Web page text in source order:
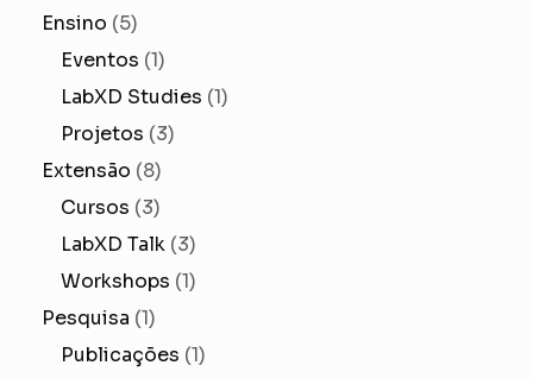
Ensino (5)
Eventos (1)
LabXD Studies (1)
Projetos (3)
Extensão (8)
Cursos (3)
LabXD Talk (3)
Workshops (1)
Pesquisa (1)
Publicações (1)